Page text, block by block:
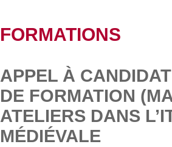
FORMATIONS
APPEL À
DE FORMATION
ATELIERS DANS
MÉDIÉVALE